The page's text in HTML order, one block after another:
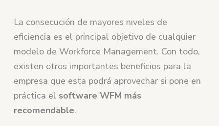
La consecución de mayores niveles de
eficiencia es el principal objetivo de cualquier
modelo de Workforce Management. Con todo,
existen otros importantes beneficios para la
empresa que esta podrá aprovechar si pone en
práctica el software WFM más
recomendable.